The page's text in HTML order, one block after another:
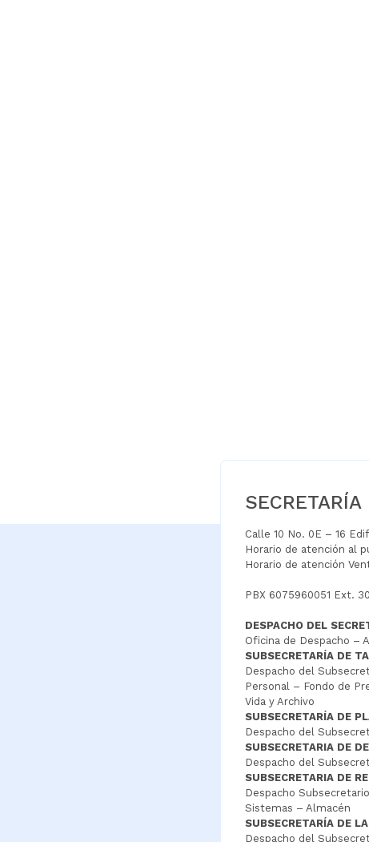
Calle 10 No. 0E – 16
Horario de atención al
Horario de atención
PBX 6075960051 Ext.
DESPACHO DEL
Oficina de Despacho –
SUBSECRETARÍA DE
Despacho del
Personal – Fondo de
Vida y Archivo
SUBSECRETARÍA DE
Despacho del
SUBSECRETARIA DE
Despacho del
SUBSECRETARIA DE
Despacho
Sistemas – Almacén
SUBSECRETARÍA DE
Despacho del